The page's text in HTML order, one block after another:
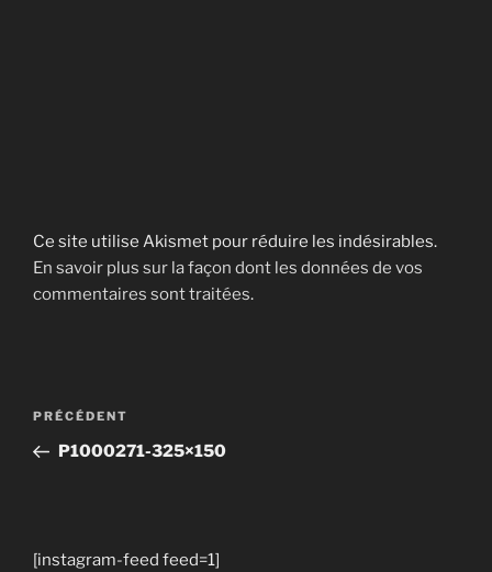
Ce site utilise Akismet pour réduire les indésirables.
En savoir plus sur la façon dont les données de vos
commentaires sont traitées.
Navigation
l’article
Article
précédent
PRÉCÉDENT
P1000271-325×150
[instagram-feed feed=1]